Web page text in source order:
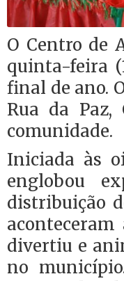
O Centro de
quinta-feira
final de ano.
Rua da Paz,
comunidade.
Iniciada às
englobou
distribuição
aconteceram
divertiu e
no